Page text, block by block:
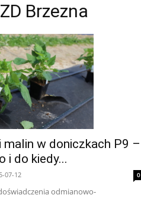
Brzezna
malin w doniczkach P9 –
i do kiedy...
07-12 0
odmianowo-